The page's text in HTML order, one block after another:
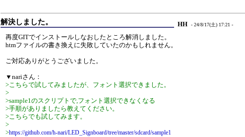
解決しました。 HH - 24/8/17(土) 17:21 -
再度GITでインストールしなおしたところ解消しました。
htmファイルの書き換えに失敗していたのかもしれません。
ご対応ありがとうございました。
▼nariさん：
>こちらで試してみましたが、フォント選択できました。
>
>sample1のスクリプトで,フォント選択できなくなる
>手順がありましたら教えてください。
>こちらでも試してみます。
>
>https://github.com/h-nari/LED_Signboard/tree/master/sdcard/sample1